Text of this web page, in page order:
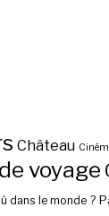
Château
voyage
dans le monde ?